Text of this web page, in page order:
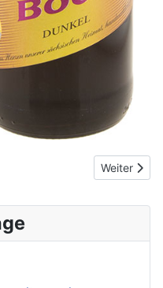
Wismut Aue Hell BierNächster
Weiter